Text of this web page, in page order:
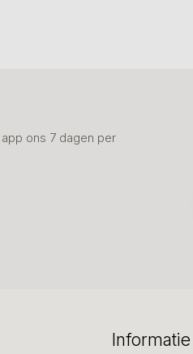
ons 7 dagen per
Informatie